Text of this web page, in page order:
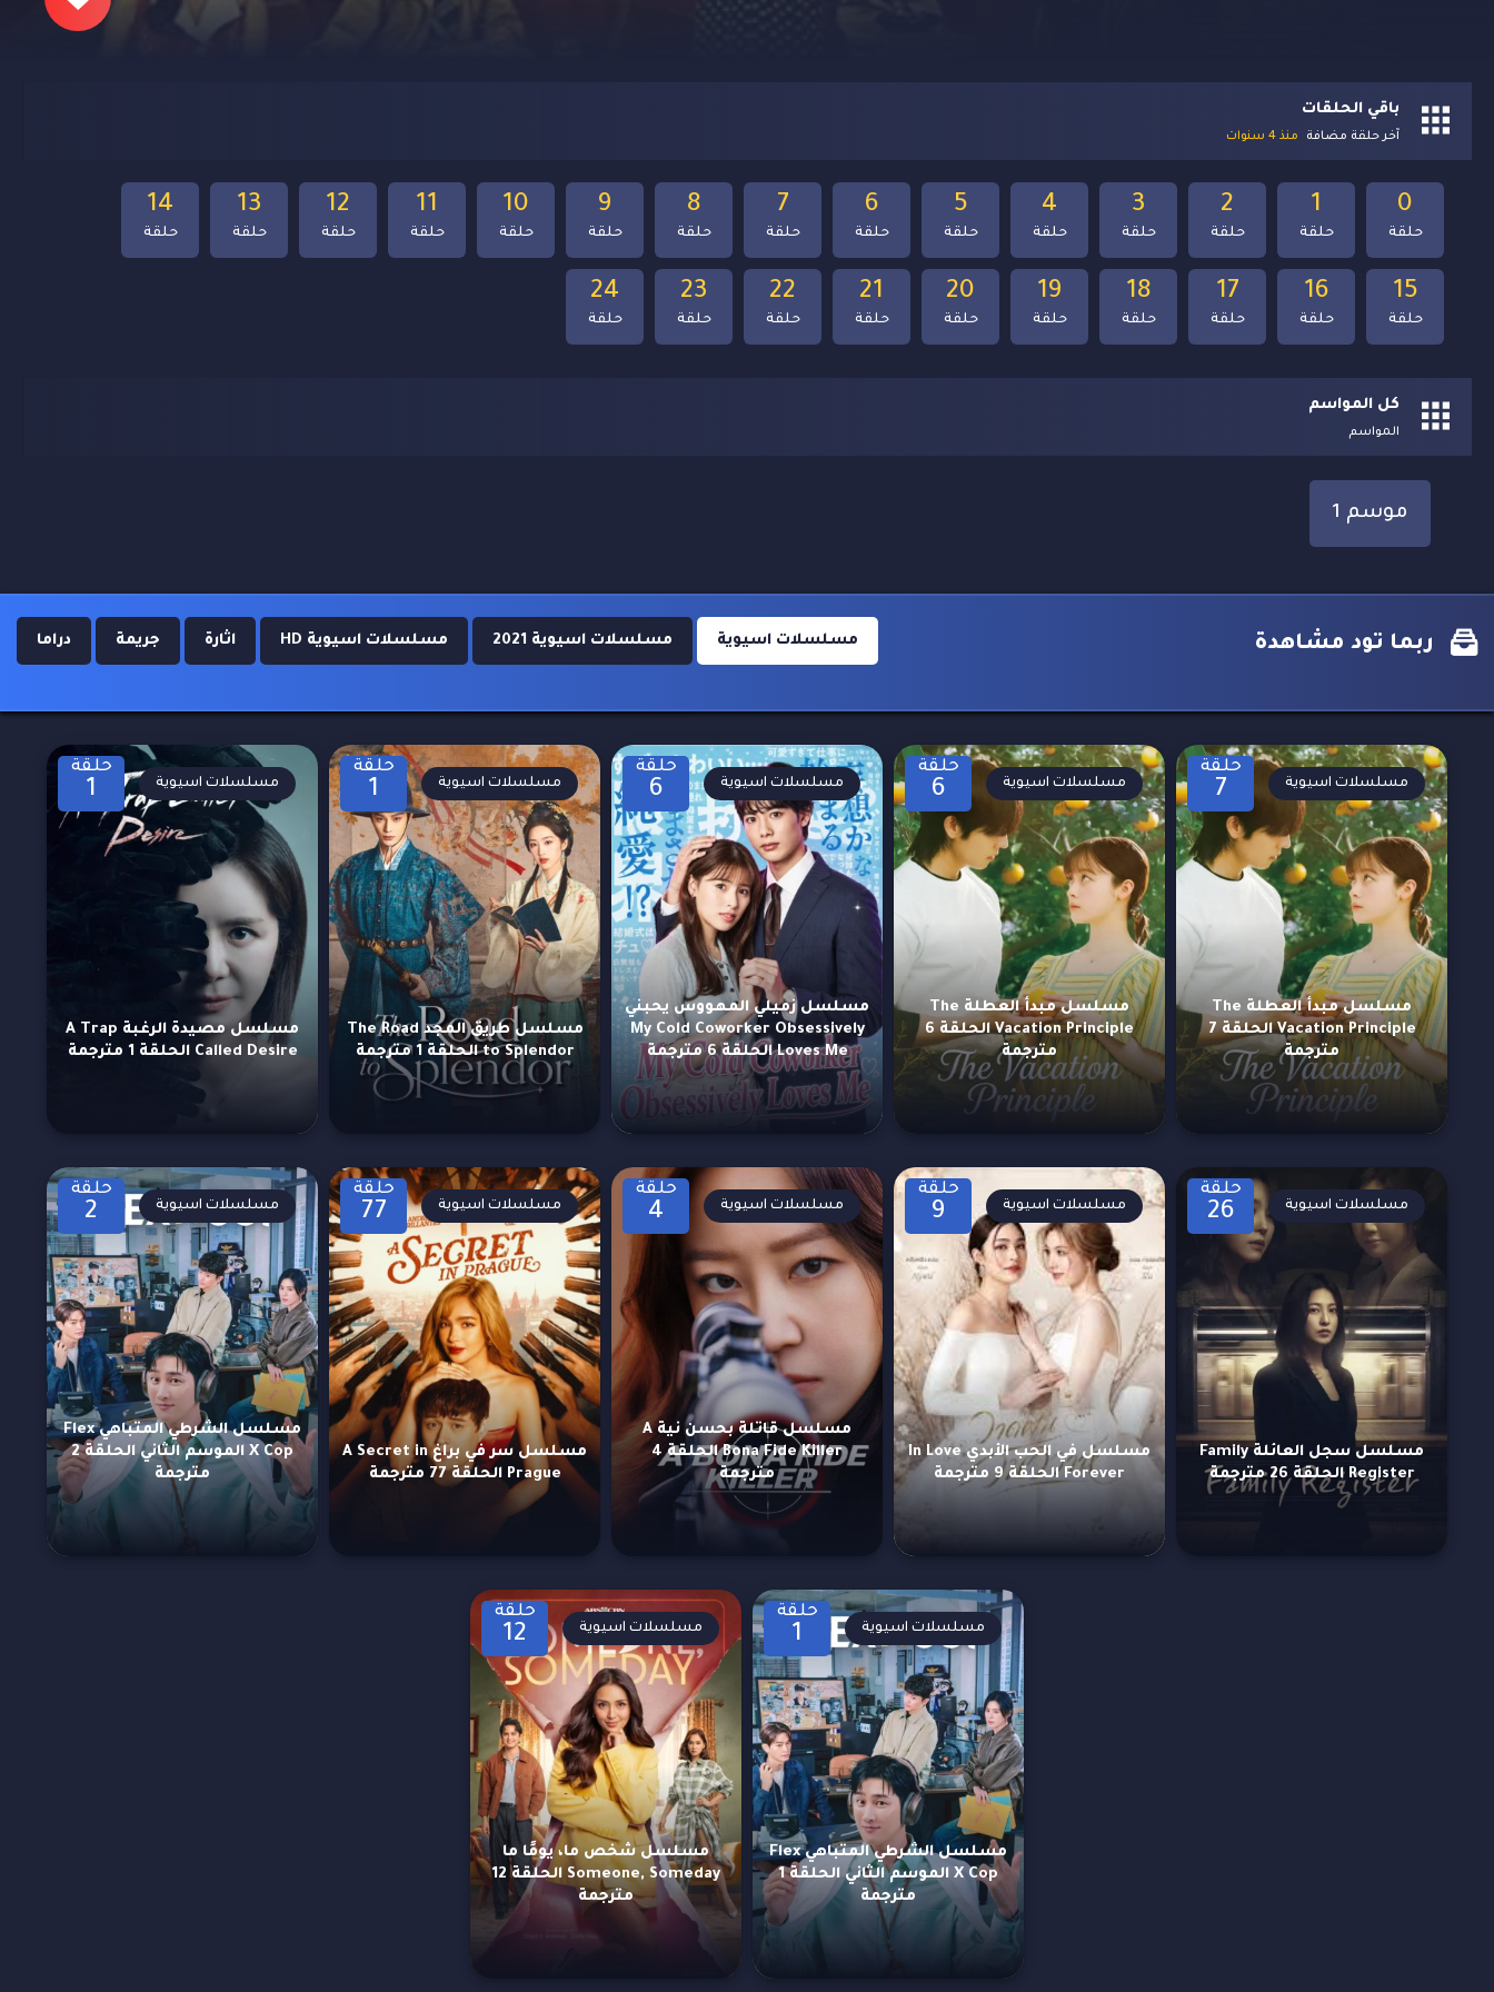
باقي الحلقات
آخر حلقة مضافة منذ 4 سنوات
24
حلقة
23
حلقة
22
حلقة
21
حلقة
20
حلقة
19
حلقة
18
حلقة
17
حلقة
16
حلقة
15
حلقة
14
حلقة
13
حلقة
12
حلقة
11
حلقة
10
حلقة
9
حلقة
8
حلقة
7
حلقة
6
حلقة
5
حلقة
4
حلقة
3
حلقة
2
حلقة
1
حلقة
0
حلقة
كل المواسم
المواسم
موسم 1
ربما تود مشاهدة مسلسلات اسيوية مسلسلات اسيوية 2021 مسلسلات اسيوية HD اثارة جريمة دراما
حلقة
7
مسلسل مبدأ العطلة The
Vacation Principle الحلقة 7
مترجمة
مسلسلات اسيوية
حلقة
6
مسلسل مبدأ العطلة The
Vacation Principle الحلقة 6
مترجمة
مسلسلات اسيوية
حلقة
6
مسلسل زميلي المهووس يحبني
My Cold Coworker Obsessively
Loves Me الحلقة 6 مترجمة
مسلسلات اسيوية
حلقة
1
مسلسل طريق المجد The Road
to Splendor الحلقة 1 مترجمة
مسلسلات اسيوية
حلقة
1
مسلسل مصيدة الرغبة A Trap
Called Desire الحلقة 1 مترجمة
مسلسلات اسيوية
حلقة
26
مسلسل سجل العائلة Family
Register الحلقة 26 مترجمة
مسلسلات اسيوية
حلقة
9
مسلسل في الحب الأبدي In Love
Forever الحلقة 9 مترجمة
مسلسلات اسيوية
حلقة
4
مسلسل قاتلة بحسن نية A
Bona Fide Killer الحلقة 4
مترجمة
مسلسلات اسيوية
حلقة
77
مسلسل سر في براغ A Secret in
Prague الحلقة 77 مترجمة
مسلسلات اسيوية
حلقة
2
مسلسل الشرطي المتباهي Flex
X Cop الموسم الثاني الحلقة 2
مترجمة
مسلسلات اسيوية
حلقة
1
مسلسل الشرطي المتباهي Flex
X Cop الموسم الثاني الحلقة 1
مترجمة
مسلسلات اسيوية
حلقة
12
مسلسل شخص ما، يومًا ما
Someone, Someday الحلقة 12
مترجمة
مسلسلات اسيوية